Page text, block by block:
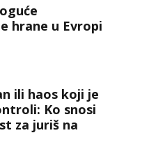
hrane u Evropi
ili haos koji je
Ko snosi
za juriš na